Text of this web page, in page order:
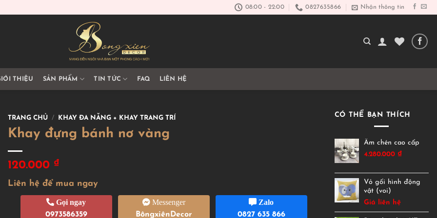
08:00 - 22:00 0827635866 Nhận thông tin
THIỆU SẢN PHẨM TIN TỨC FAQ LIÊN HỆ
TRANG CHỦ / KHAY ĐA NĂNG + KHAY TRANG TRÍ
Khay đựng bánh nơ vàng
120.000 ₫
Liên hệ để mua ngay
Gọi ngay
0973586359
Messenger
BôngxiênDecor
Zalo
0827 635 866
CÓ THỂ BẠN THÍCH
Âm chén cao cấp
4.280.000 ₫
Vỏ gối hình động
vật (voi)
Giá liên hệ